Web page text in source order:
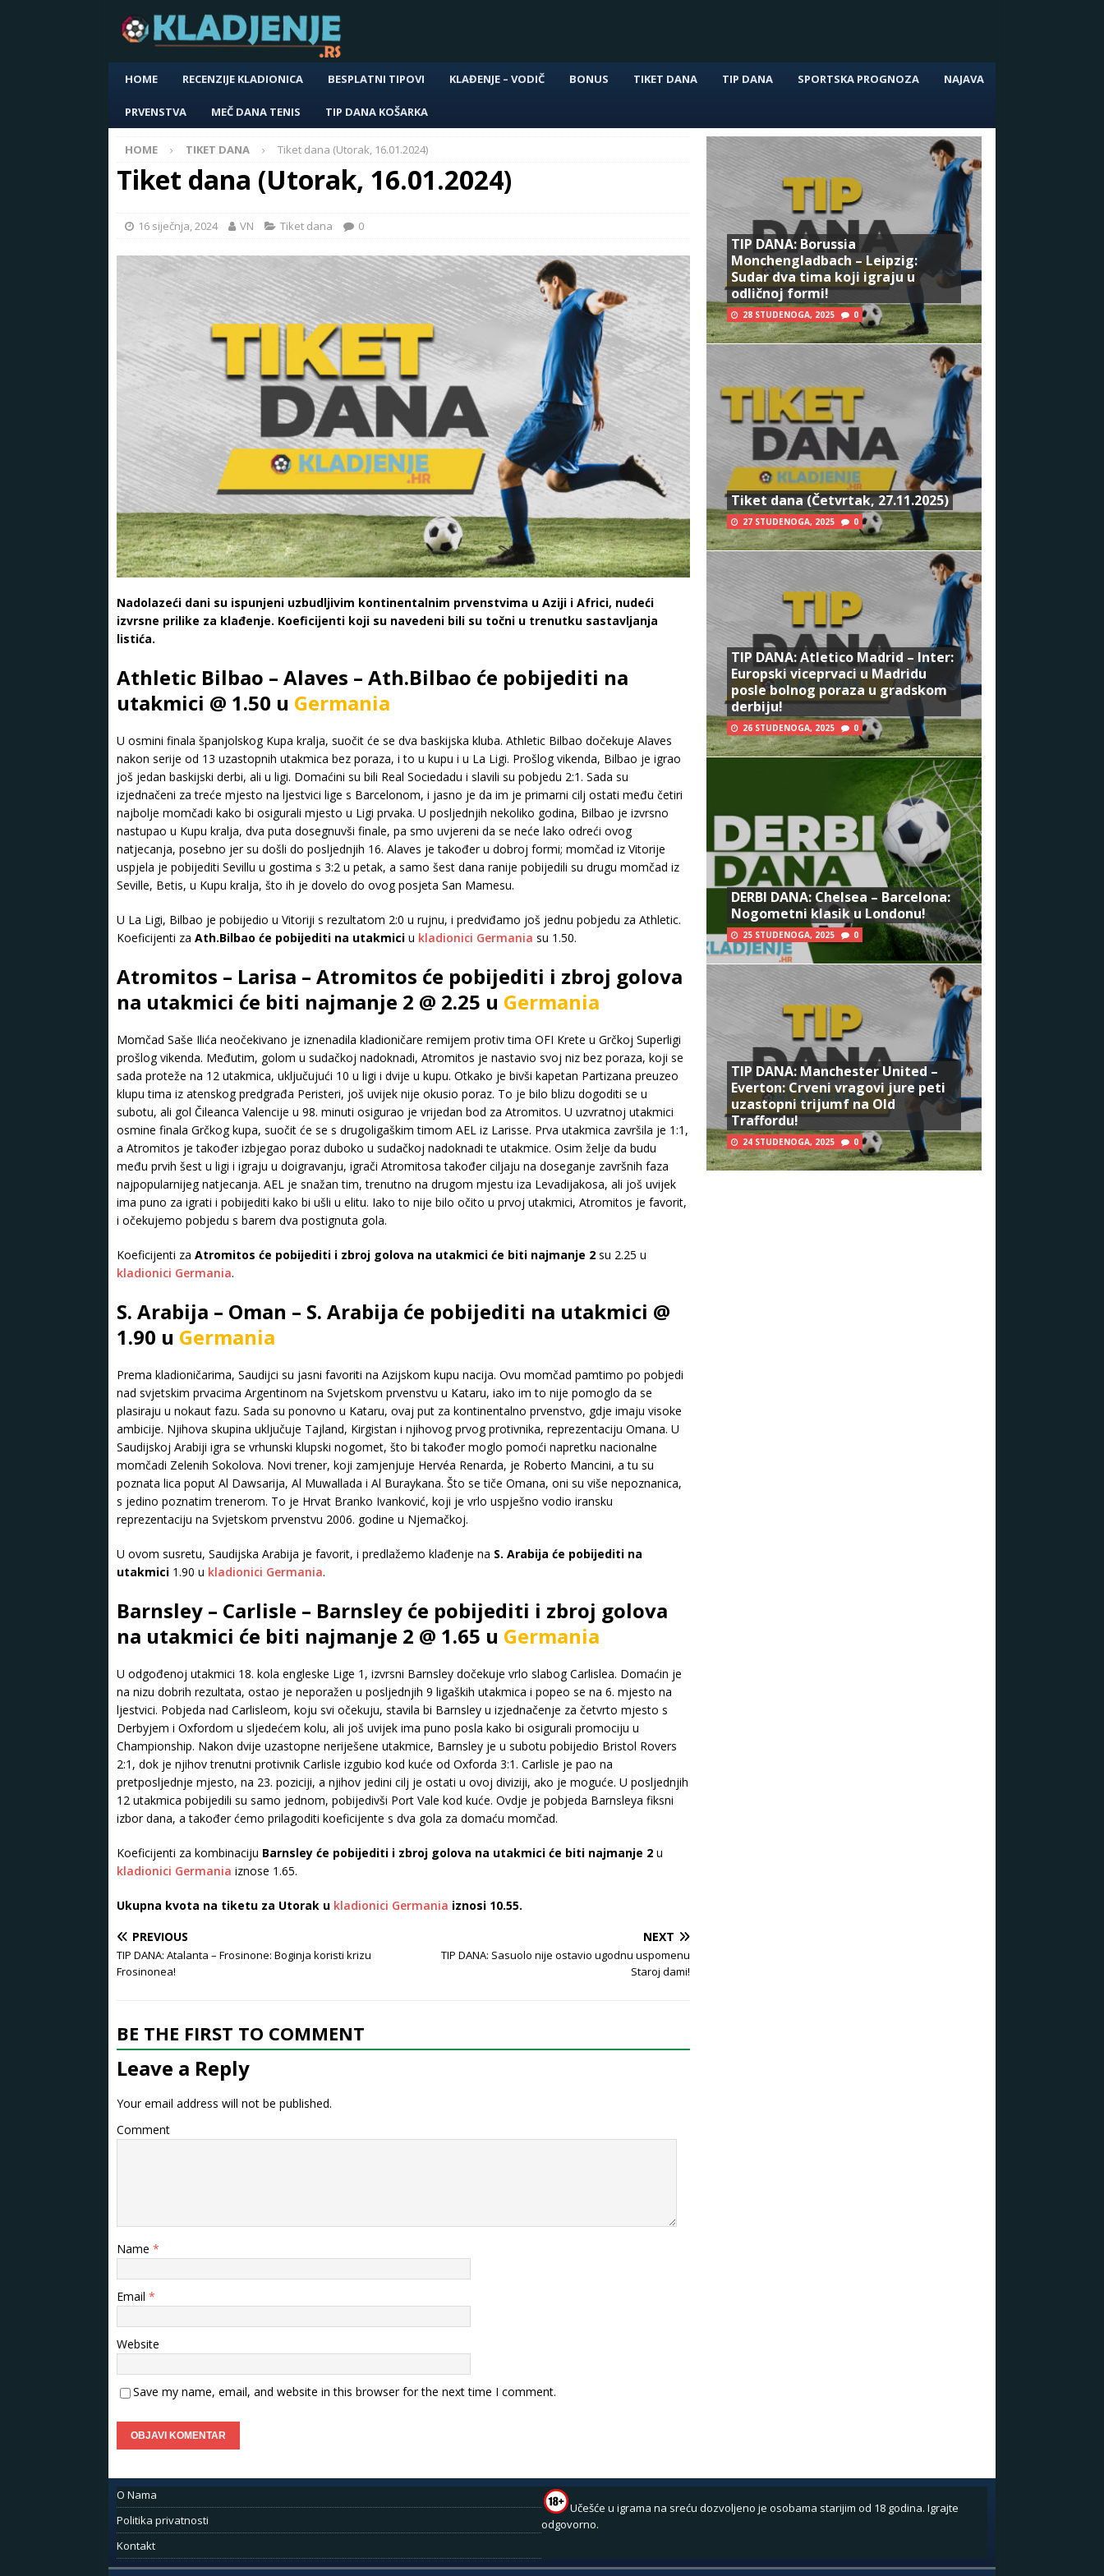
HOME RECENZIJE KLADIONICA BESPLATNI TIPOVI KLAĐENJE – VODIČ BONUS TIKET DANA TIP DANA SPORTSKA PROGNOZA NAJAVA
PRVENSTVA MEČ DANA TENIS TIP DANA KOŠARKA
HOME TIKET DANA Tiket dana (Utorak, 16.01.2024)
Tiket dana (Utorak, 16.01.2024)
16 siječnja, 2024 VN Tiket dana 0
Nadolazeći dani su ispunjeni uzbudljivim kontinentalnim prvenstvima u Aziji i Africi, nudeći
izvrsne prilike za klađenje. Koeficijenti koji su navedeni bili su točni u trenutku sastavljanja
listića.
Athletic Bilbao – Alaves – Ath.Bilbao će pobijediti na
utakmici @ 1.50 u Germania
U osmini finala španjolskog Kupa kralja, suočit će se dva baskijska kluba. Athletic Bilbao dočekuje Alaves
nakon serije od 13 uzastopnih utakmica bez poraza, i to u kupu i u La Ligi. Prošlog vikenda, Bilbao je igrao
još jedan baskijski derbi, ali u ligi. Domaćini su bili Real Sociedadu i slavili su pobjedu 2:1. Sada su
izjednačeni za treće mjesto na ljestvici lige s Barcelonom, i jasno je da im je primarni cilj ostati među četiri
najbolje momčadi kako bi osigurali mjesto u Ligi prvaka. U posljednjih nekoliko godina, Bilbao je izvrsno
nastupao u Kupu kralja, dva puta dosegnuvši finale, pa smo uvjereni da se neće lako odreći ovog
natjecanja, posebno jer su došli do posljednjih 16. Alaves je također u dobroj formi; momčad iz Vitorije
uspjela je pobijediti Sevillu u gostima s 3:2 u petak, a samo šest dana ranije pobijedili su drugu momčad iz
Seville, Betis, u Kupu kralja, što ih je dovelo do ovog posjeta San Mamesu.
U La Ligi, Bilbao je pobijedio u Vitoriji s rezultatom 2:0 u rujnu, i predviđamo još jednu pobjedu za Athletic.
Koeficijenti za Ath.Bilbao će pobijediti na utakmici u kladionici Germania su 1.50.
Atromitos – Larisa – Atromitos će pobijediti i zbroj golova
na utakmici će biti najmanje 2 @ 2.25 u Germania
Momčad Saše Ilića neočekivano je iznenadila kladioničare remijem protiv tima OFI Krete u Grčkoj Superligi
prošlog vikenda. Međutim, golom u sudačkoj nadoknadi, Atromitos je nastavio svoj niz bez poraza, koji se
sada proteže na 12 utakmica, uključujući 10 u ligi i dvije u kupu. Otkako je bivši kapetan Partizana preuzeo
klupu tima iz atenskog predgrađa Peristeri, još uvijek nije okusio poraz. To je bilo blizu dogoditi se u
subotu, ali gol Čileanca Valencije u 98. minuti osigurao je vrijedan bod za Atromitos. U uzvratnoj utakmici
osmine finala Grčkog kupa, suočit će se s drugoligaškim timom AEL iz Larisse. Prva utakmica završila je 1:1,
a Atromitos je također izbjegao poraz duboko u sudačkoj nadoknadi te utakmice. Osim želje da budu
među prvih šest u ligi i igraju u doigravanju, igrači Atromitosa također ciljaju na doseganje završnih faza
najpopularnijeg natjecanja. AEL je snažan tim, trenutno na drugom mjestu iza Levadijakosa, ali još uvijek
ima puno za igrati i pobijediti kako bi ušli u elitu. Iako to nije bilo očito u prvoj utakmici, Atromitos je favorit,
i očekujemo pobjedu s barem dva postignuta gola.
Koeficijenti za Atromitos će pobijediti i zbroj golova na utakmici će biti najmanje 2 su 2.25 u
kladionici Germania.
S. Arabija – Oman – S. Arabija će pobijediti na utakmici @
1.90 u Germania
Prema kladioničarima, Saudijci su jasni favoriti na Azijskom kupu nacija. Ovu momčad pamtimo po pobjedi
nad svjetskim prvacima Argentinom na Svjetskom prvenstvu u Kataru, iako im to nije pomoglo da se
plasiraju u nokaut fazu. Sada su ponovno u Kataru, ovaj put za kontinentalno prvenstvo, gdje imaju visoke
ambicije. Njihova skupina uključuje Tajland, Kirgistan i njihovog prvog protivnika, reprezentaciju Omana. U
Saudijskoj Arabiji igra se vrhunski klupski nogomet, što bi također moglo pomoći napretku nacionalne
momčadi Zelenih Sokolova. Novi trener, koji zamjenjuje Hervéa Renarda, je Roberto Mancini, a tu su
poznata lica poput Al Dawsarija, Al Muwallada i Al Buraykana. Što se tiče Omana, oni su više nepoznanica,
s jedino poznatim trenerom. To je Hrvat Branko Ivanković, koji je vrlo uspješno vodio iransku
reprezentaciju na Svjetskom prvenstvu 2006. godine u Njemačkoj.
U ovom susretu, Saudijska Arabija je favorit, i predlažemo klađenje na S. Arabija će pobijediti na
utakmici 1.90 u kladionici Germania.
Barnsley – Carlisle – Barnsley će pobijediti i zbroj golova
na utakmici će biti najmanje 2 @ 1.65 u Germania
U odgođenoj utakmici 18. kola engleske Lige 1, izvrsni Barnsley dočekuje vrlo slabog Carlislea. Domaćin je
na nizu dobrih rezultata, ostao je neporažen u posljednjih 9 ligaških utakmica i popeo se na 6. mjesto na
ljestvici. Pobjeda nad Carlisleom, koju svi očekuju, stavila bi Barnsley u izjednačenje za četvrto mjesto s
Derbyjem i Oxfordom u sljedećem kolu, ali još uvijek ima puno posla kako bi osigurali promociju u
Championship. Nakon dvije uzastopne neriješene utakmice, Barnsley je u subotu pobijedio Bristol Rovers
2:1, dok je njihov trenutni protivnik Carlisle izgubio kod kuće od Oxforda 3:1. Carlisle je pao na
pretposljednje mjesto, na 23. poziciji, a njihov jedini cilj je ostati u ovoj diviziji, ako je moguće. U posljednjih
12 utakmica pobijedili su samo jednom, pobijedivši Port Vale kod kuće. Ovdje je pobjeda Barnsleya fiksni
izbor dana, a također ćemo prilagoditi koeficijente s dva gola za domaću momčad.
Koeficijenti za kombinaciju Barnsley će pobijediti i zbroj golova na utakmici će biti najmanje 2 u
kladionici Germania iznose 1.65.
Ukupna kvota na tiketu za Utorak u kladionici Germania iznosi 10.55.
PREVIOUS
TIP DANA: Atalanta – Frosinone: Boginja koristi krizu
Frosinonea!
NEXT
TIP DANA: Sasuolo nije ostavio ugodnu uspomenu
Staroj dami!
BE THE FIRST TO COMMENT
Leave a Reply
Your email address will not be published.
Comment
Name *
Email *
Website
Save my name, email, and website in this browser for the next time I comment.
TIP DANA: Borussia
Monchengladbach – Leipzig:
Sudar dva tima koji igraju u
odličnoj formi!
28 STUDENOGA, 2025 0
Tiket dana (Četvrtak, 27.11.2025)
27 STUDENOGA, 2025 0
TIP DANA: Atletico Madrid – Inter:
Europski viceprvaci u Madridu
posle bolnog poraza u gradskom
derbiju!
26 STUDENOGA, 2025 0
DERBI DANA: Chelsea – Barcelona:
Nogometni klasik u Londonu!
25 STUDENOGA, 2025 0
TIP DANA: Manchester United –
Everton: Crveni vragovi jure peti
uzastopni trijumf na Old
Traffordu!
24 STUDENOGA, 2025 0
O Nama
Politika privatnosti
Kontakt
Učešće u igrama na sreću dozvoljeno je osobama starijim od 18 godina. Igrajte
odgovorno.